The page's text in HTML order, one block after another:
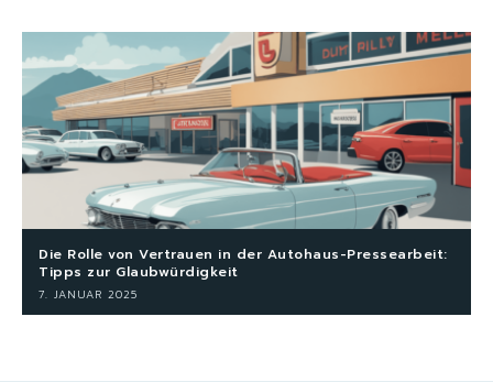
Die Rolle von Vertrauen in der Autohaus-Pressearbeit:
Tipps zur Glaubwürdigkeit
7. JANUAR 2025